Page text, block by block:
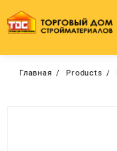
содержимому
Главная Products